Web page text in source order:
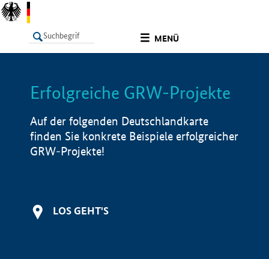
MENÜ
LISTE Info
Erfolgreiche GRW-Projekte
Auf der folgenden Deutschlandkarte
finden Sie konkrete Beispiele erfolgreicher
GRW-Projekte!
LOS GEHT'S